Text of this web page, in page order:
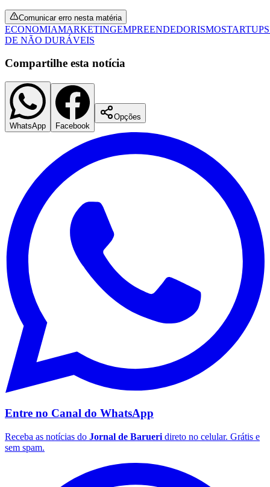
Vasco
Comunicar erro nesta matéria
ECONOMIAMARKETINGEMPREENDEDORISMOSTARTUPS
DE NÃO DURÁVEIS
Compartilhe esta notícia
WhatsApp Facebook
Opções
Entre no Canal do WhatsApp
Receba as notícias do Jornal de Barueri direto no celular. Grátis e
sem spam.